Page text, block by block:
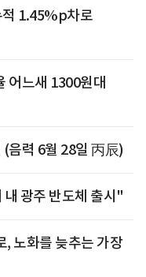
적 1.45%p차로
어느새 1300원대
음력 6월 28일 丙辰)
광주 반도체 출시"
, 노화를 늦추는 가장